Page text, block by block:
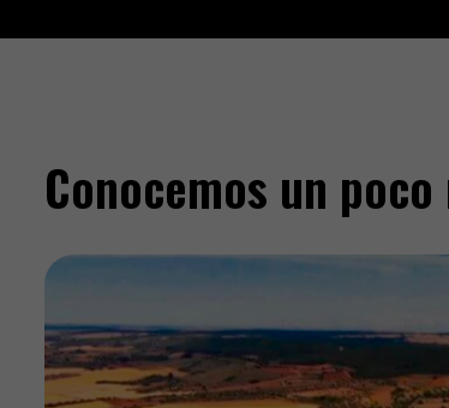
Conocemos un